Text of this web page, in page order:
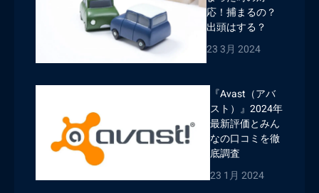
応！捕まるの？
出頭はする？
23 3月 2024
『Avast（アバ
スト）』2024年
最新評価とみん
なの口コミを徹
底調査
23 1月 2024